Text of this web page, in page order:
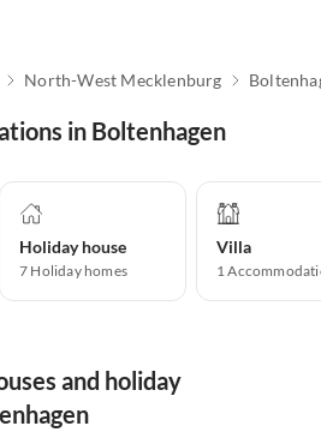
North-West Mecklenburg
in Boltenhagen
Holiday house
7 Holiday homes
Villa
1
and holiday